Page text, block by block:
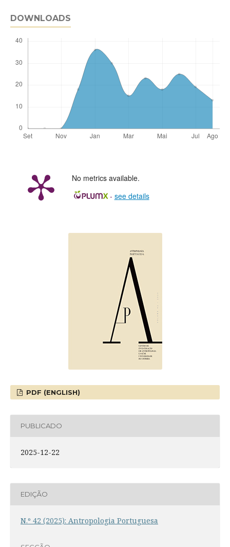
DOWNLOADS
No metrics available.
- see details
PDF (ENGLISH)
PUBLICADO
2025-12-22
EDIÇÃO
N.º 42 (2025): Antropologia Portuguesa